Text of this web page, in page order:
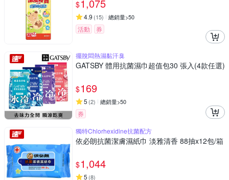
$1,075
4.9 (15) 總銷量>50
活動 券
擺脫悶熱濕黏汗臭
GATSBY 體用抗菌濕巾超值包30 張入(4款任選)
$169
5 (2) 總銷量>50
券
獨特Chlorhexidine抗菌配方
依必朗抗菌潔膚濕紙巾 淡雅清香 88抽x12包/箱
$1,044
5 (8)